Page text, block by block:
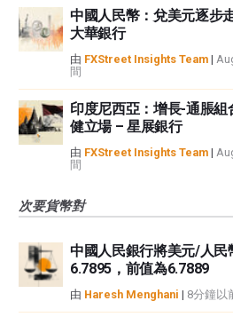
中國人民幣：兌美元逐步
大華銀行
由 FXStreet Insights Team |
間
印度尼西亞：增長-通脹
健立場 – 星展銀行
由 FXStreet Insights Team |
間
次要貨幣對
中國人民銀行將美元/人民
6.7895，前值為6.7889
由 Haresh Menghani | 8分鐘以